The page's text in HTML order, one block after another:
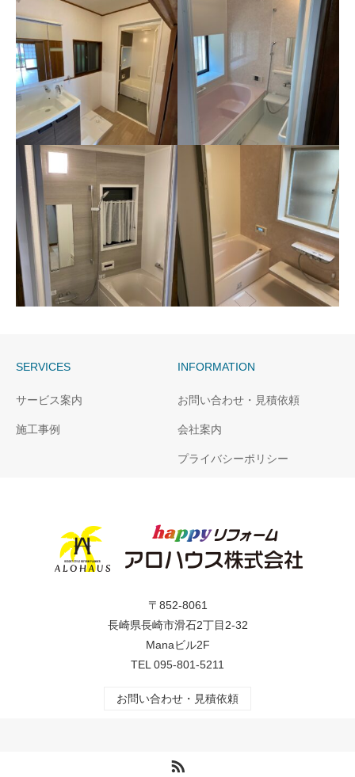
長崎市S様邸ユニットバス
洗面所
長崎市S様邸ユニットバス
新設
ス交換
バス新設
SERVICES
サービス案内
施工事例
INFORMATION
お問い合わせ・見積依頼
会社案内
プライバシーポリシー
〒852-8061
長崎県長崎市滑石2丁目2-32
Manaビル2F
TEL 095-801-5211
お問い合わせ・見積依頼